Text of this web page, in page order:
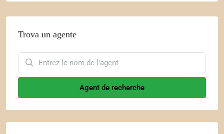
Trova un agente
Agent de recherche